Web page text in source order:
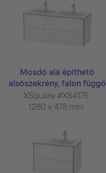
Mosdó alá építhető
alsószekrény, falon függő
...
XSquare #XS4175
1280 x 478 mm